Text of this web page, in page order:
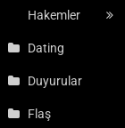
Hakemler
Dating
Duyurular
Flaş